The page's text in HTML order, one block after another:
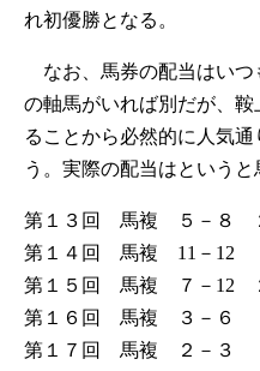
れ初優勝となる。
なお、馬券の配当はいつ
の軸馬がいれば別だが、
ることから必然的に人気
う。実際の配当はというと
第１３回 馬複 ５－８
第１４回 馬複 11－
第１５回 馬複 ７－12
第１６回 馬複 ３－
第１７回 馬複 ２－３